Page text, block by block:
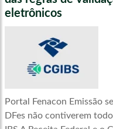
eletrônicos
Portal Fenacon Emissão
DFes não contiverem